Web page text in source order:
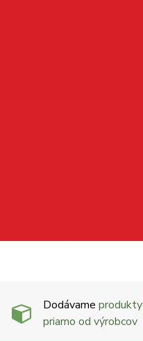
Dodávame produkty
priamo od výrobcov